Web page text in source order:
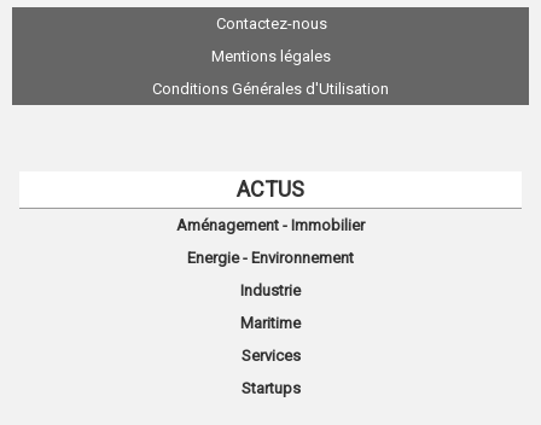
Contactez-nous
Mentions légales
Conditions Générales d'Utilisation
ACTUS
Aménagement - Immobilier
Energie - Environnement
Industrie
Maritime
Services
Startups